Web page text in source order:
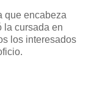
que encabeza
la cursada en
los interesados